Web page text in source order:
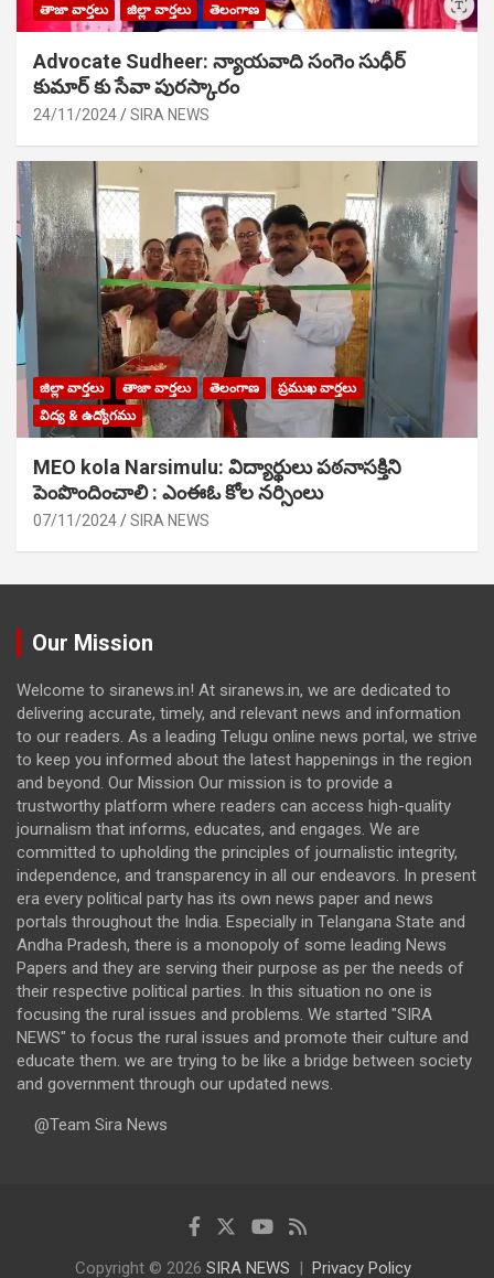
తాజా వార్తలు జిల్లా వార్తలు తెలంగాణ
Advocate Sudheer: న్యాయవాది సంగెం సుధీర్
కుమార్ కు సేవా పురస్కారం
24/11/2024 SIRA NEWS
జిల్లా వార్తలు తాజా వార్తలు తెలంగాణ
ప్రముఖ వార్తలు
విద్య & ఉద్యోగము
MEO kola Narsimulu: విద్యార్థులు పఠ‌నాసక్తిని
పెంపొందించాలి : ఎంఈఓ కోల నర్సింలు
07/11/2024 SIRA NEWS
Our Mission
Welcome to siranews.in! At siranews.in, we are dedicated to
delivering accurate, timely, and relevant news and information
to our readers. As a leading Telugu online news portal, we strive
to keep you informed about the latest happenings in the region
and beyond. Our Mission Our mission is to provide a
trustworthy platform where readers can access high-quality
journalism that informs, educates, and engages. We are
committed to upholding the principles of journalistic integrity,
independence, and transparency in all our endeavors. In present
era every political party has its own news paper and news
portals throughout the India. Especially in Telangana State and
Andha Pradesh, there is a monopoly of some leading News
Papers and they are serving their purpose as per the needs of
their respective political parties. In this situation no one is
focusing the rural issues and problems. We started "SIRA
NEWS" to focus the rural issues and promote their culture and
educate them. we are trying to be like a bridge between society
and government through our updated news.
@Team Sira News
Copyright © 2026 SIRA NEWS Privacy Policy